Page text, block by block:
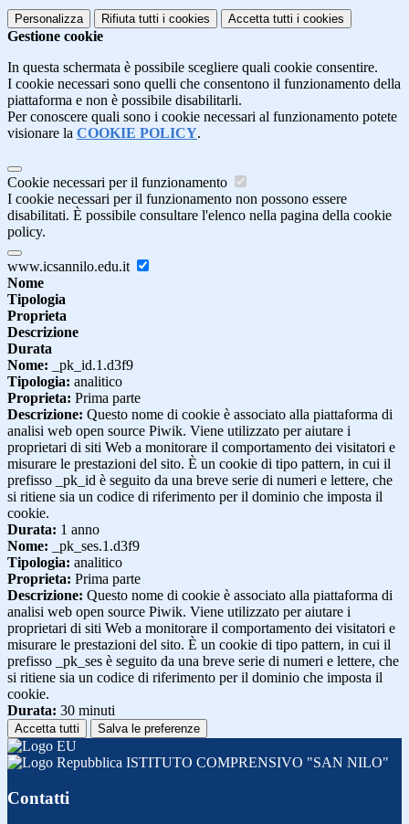
Personalizza Rifiuta tutti i cookies Accetta tutti i cookies
Gestione cookie
In questa schermata è possibile scegliere quali cookie consentire.
I cookie necessari sono quelli che consentono il funzionamento della
piattaforma e non è possibile disabilitarli.
Per conoscere quali sono i cookie necessari al funzionamento potete
visionare la COOKIE POLICY.
Cookie necessari per il funzionamento
I cookie necessari per il funzionamento non possono essere
disabilitati. È possibile consultare l'elenco nella pagina della cookie
policy.
www.icsannilo.edu.it
Nome
Tipologia
Proprieta
Descrizione
Durata
Nome: _pk_id.1.d3f9
Tipologia: analitico
Proprieta: Prima parte
Descrizione: Questo nome di cookie è associato alla piattaforma di
analisi web open source Piwik. Viene utilizzato per aiutare i
proprietari di siti Web a monitorare il comportamento dei visitatori e
misurare le prestazioni del sito. È un cookie di tipo pattern, in cui il
prefisso _pk_id è seguito da una breve serie di numeri e lettere, che
si ritiene sia un codice di riferimento per il dominio che imposta il
cookie.
Durata: 1 anno
Nome: _pk_ses.1.d3f9
Tipologia: analitico
Proprieta: Prima parte
Descrizione: Questo nome di cookie è associato alla piattaforma di
analisi web open source Piwik. Viene utilizzato per aiutare i
proprietari di siti Web a monitorare il comportamento dei visitatori e
misurare le prestazioni del sito. È un cookie di tipo pattern, in cui il
prefisso _pk_ses è seguito da una breve serie di numeri e lettere, che
si ritiene sia un codice di riferimento per il dominio che imposta il
cookie.
Durata: 30 minuti
Accetta tutti Salva le preferenze
ISTITUTO COMPRENSIVO "SAN NILO"
Contatti